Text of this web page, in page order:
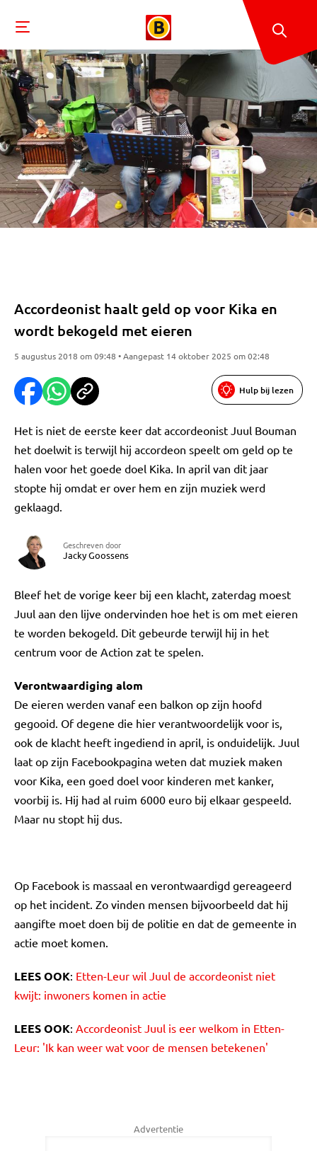
Accordeonist haalt geld op voor Kika en
wordt bekogeld met eieren
5 augustus 2018 om 09:48 • Aangepast 14 oktober 2025 om 02:48
Hulp bij lezen
Het is niet de eerste keer dat accordeonist Juul Bouman
het doelwit is terwijl hij accordeon speelt om geld op te
halen voor het goede doel Kika. In april van dit jaar
stopte hij omdat er over hem en zijn muziek werd
geklaagd.
Geschreven door
Jacky Goossens
Bleef het de vorige keer bij een klacht, zaterdag moest
Juul aan den lijve ondervinden hoe het is om met eieren
te worden bekogeld. Dit gebeurde terwijl hij in het
centrum voor de Action zat te spelen.
Verontwaardiging alom
De eieren werden vanaf een balkon op zijn hoofd
gegooid. Of degene die hier verantwoordelijk voor is,
ook de klacht heeft ingediend in april, is onduidelijk. Juul
laat op zijn Facebookpagina weten dat muziek maken
voor Kika, een goed doel voor kinderen met kanker,
voorbij is. Hij had al ruim 6000 euro bij elkaar gespeeld.
Maar nu stopt hij dus.
Op Facebook is massaal en verontwaardigd gereageerd
op het incident. Zo vinden mensen bijvoorbeeld dat hij
aangifte moet doen bij de politie en dat de gemeente in
actie moet komen.
LEES OOK: Etten-Leur wil Juul de accordeonist niet
kwijt: inwoners komen in actie
LEES OOK: Accordeonist Juul is eer welkom in Etten-
Leur: 'Ik kan weer wat voor de mensen betekenen'
Advertentie